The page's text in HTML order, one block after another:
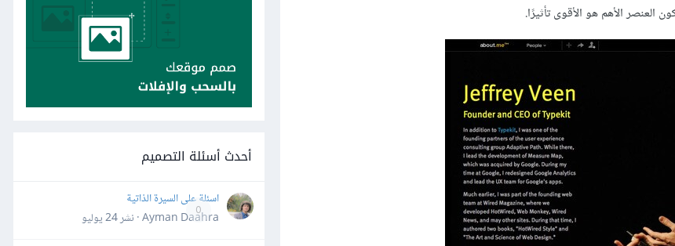
الأهم هو الأقوى تأثيرًا.
أحدث أسئلة التصميم
0
اسئلة على السيرة الذاتية
Ayman Daahra · نشر
24 يوليو